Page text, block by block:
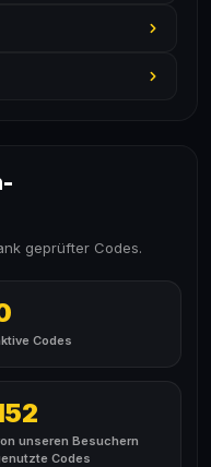
geprüfter Codes.
Codes
unseren Besuchern
Codes